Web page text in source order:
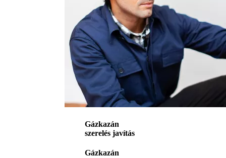
Gázkazán
szerelés javítás
Gázkazán